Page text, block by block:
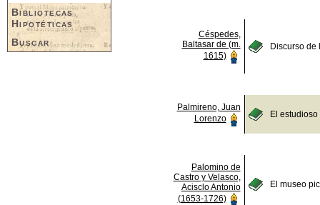
Bibliotecas
Hipotéticas
Buscar
Céspedes,
Baltasar de (m.
1615)
Discurso de
Palmireno, Juan
Lorenzo
El
Palomino de
Castro y Velasco,
Acisclo Antonio
(1653-1726)
El museo